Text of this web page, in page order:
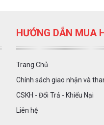
HƯỚNG DẪN MUA
Trang Chủ
Chính sách giao nhận và
CSKH - Đổi Trả - Khiếu Nại
Liên hệ